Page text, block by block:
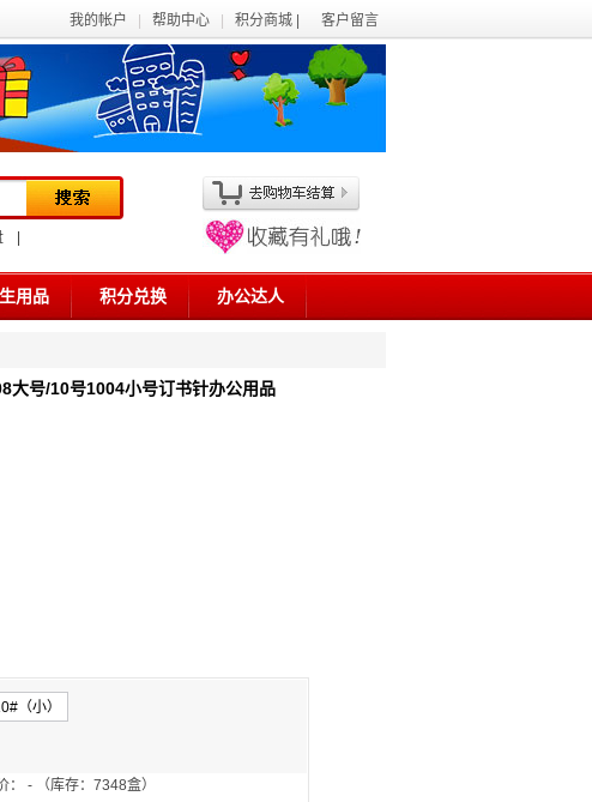
我的帐户 帮助中心 积分商城 | 客户留言
用品 积分兑换 办公达人
大号/10号1004小号订书针办公用品
： - （库存： 7348盒）